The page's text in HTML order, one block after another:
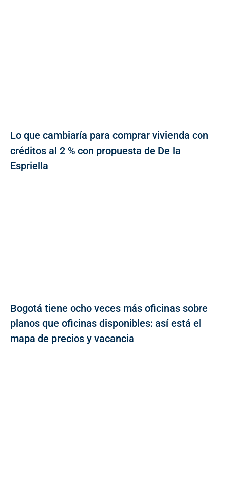
Lo que cambiaría para comprar vivienda con
créditos al 2 % con propuesta de De la
Espriella
Bogotá tiene ocho veces más oficinas sobre
planos que oficinas disponibles: así está el
mapa de precios y vacancia